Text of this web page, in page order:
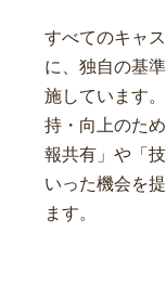
すべてのキャ
に、独自の基
施しています
持・向上のた
報共有」や「
いった機会を
ます。